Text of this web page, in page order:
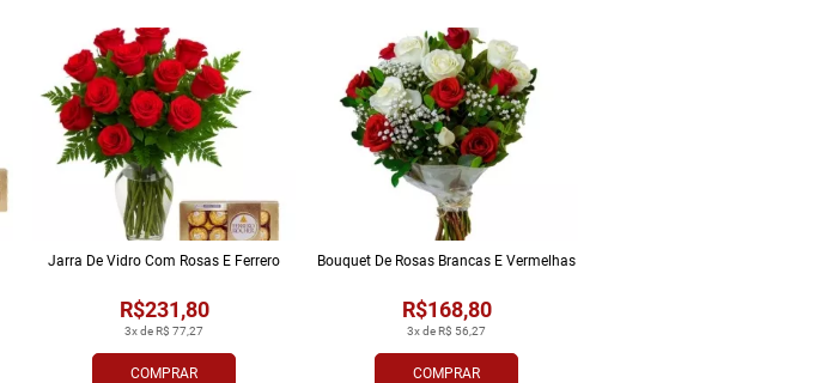
COMPRAR
3x de R$ 77,27
R$231,80
Jarra De Vidro Com Rosas E Ferrero
COMPRAR
3x de R$ 56,27
R$168,80
Bouquet De Rosas Brancas E Vermelhas